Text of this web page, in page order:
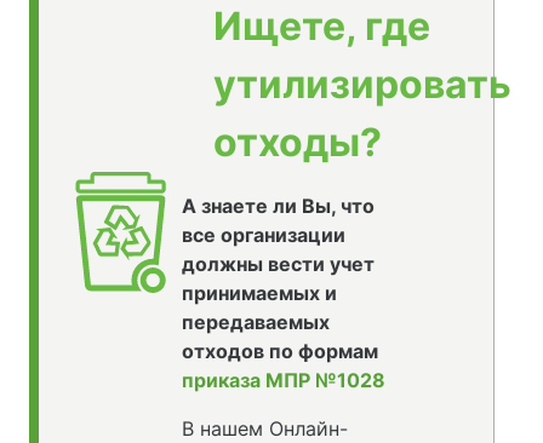
Ищете, где
утилизировать
отходы?
А знаете ли Вы, что
все организации
должны вести учет
принимаемых и
передаваемых
отходов по формам
приказа МПР №1028
В нашем Онлайн-